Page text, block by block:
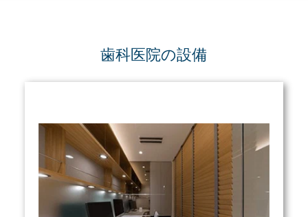
歯科医院の設備